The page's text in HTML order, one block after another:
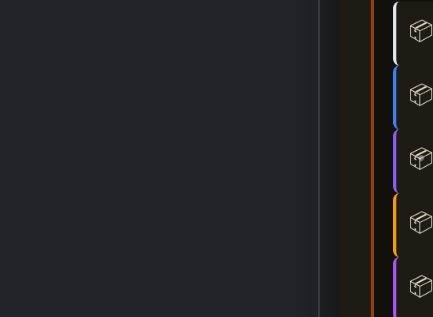
📦
📦
📦
📦
📦